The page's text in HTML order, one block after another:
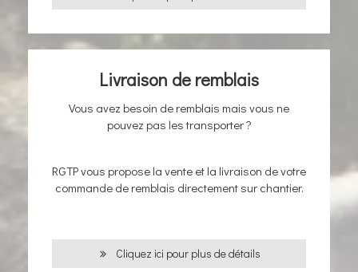
Livraison de remblais
Vous avez besoin de remblais mais vous ne
pouvez pas les transporter ?
RGTP vous propose la vente et la livraison de votre
commande de remblais directement sur chantier.
Cliquez ici pour plus de détails